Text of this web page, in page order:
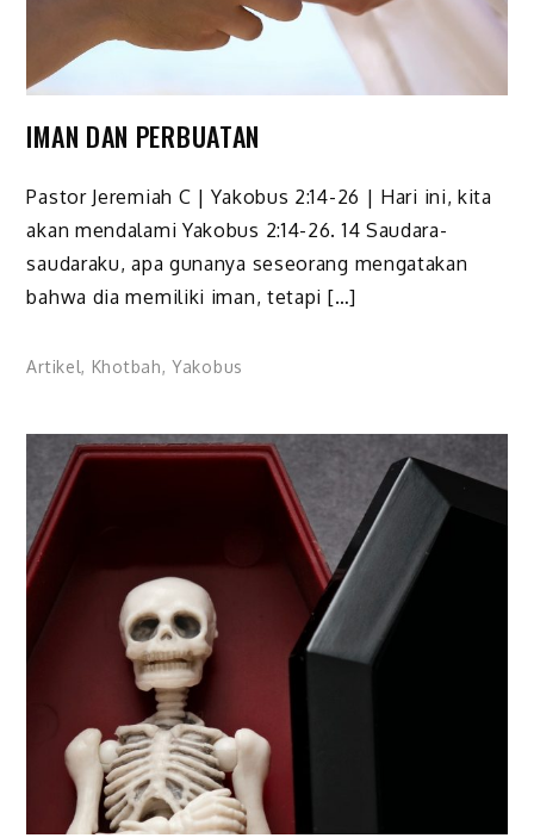
IMAN DAN PERBUATAN
Pastor Jeremiah C | Yakobus 2:14-26 | Hari ini, kita
akan mendalami Yakobus 2:14-26. 14 Saudara-
saudaraku, apa gunanya seseorang mengatakan
bahwa dia memiliki iman, tetapi […]
Artikel, Khotbah,Yakobus